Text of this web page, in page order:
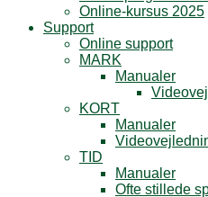
Online-kursus 2025
Support
Online support
MARK
Manualer
KORT
Manualer
TID
Manualer
Ofte stillede